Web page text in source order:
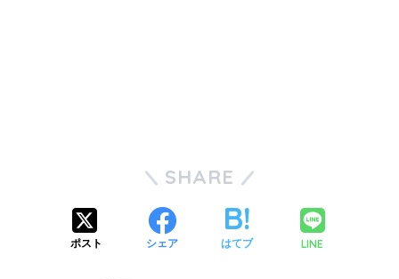
SHARE
ポスト シェア はてブ LINE